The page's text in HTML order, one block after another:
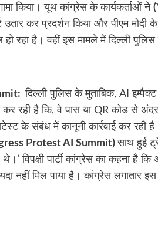
किया। यूथ कांग्रेस के कार्यकर्ताओं ने
उतार कर प्रदर्शन किया और पीएम मोदी
हो रहा है। वहीं इस मामले में दिल्ली
दिल्ली पुलिस के मुताबिक, AI
कर रही है कि, वे पास या QR कोड से
के संबंध में कानूनी कार्रवाई कर रही
Protest AI Summit)साथ हुई
विपक्षी पार्टी कांग्रेस का कहना है
नहीं मिल पाया है। कांग्रेस लगातार